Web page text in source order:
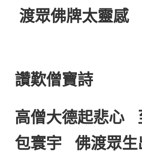
渡眾佛牌太靈感
讚歎僧寶詩
高僧大德起悲心
包寰宇 佛渡眾生